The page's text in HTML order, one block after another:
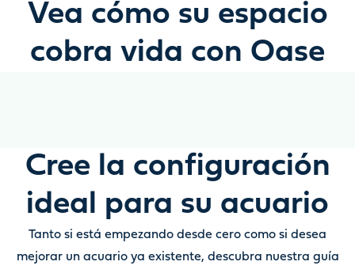
Vea cómo su espacio
cobra vida con Oase
Cree la configuración
ideal para su acuario
Tanto si está empezando desde cero como si desea
mejorar un acuario ya existente, descubra nuestra guía